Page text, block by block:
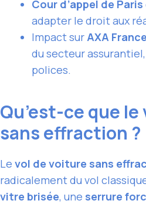
Cour d’appel de Paris
adapter le droit aux
Impact sur AXA France
du secteur
polices.
Qu’est-ce que
sans effraction ?
Le vol de voiture sans
radicalement du vol
vitre brisée, une serrure